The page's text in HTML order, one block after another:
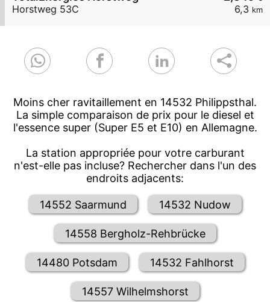
6,3 km
Horstweg 53C
Moins cher ravitaillement en 14532 Philippsthal.
La simple comparaison de prix pour le diesel et
l'essence super (Super E5 et E10) en Allemagne.
La station appropriée pour votre carburant
n'est-elle pas incluse? Rechercher dans l'un des
endroits adjacents:
14552 Saarmund 14532 Nudow
14558 Bergholz-Rehbrücke
14480 Potsdam 14532 Fahlhorst
14557 Wilhelmshorst